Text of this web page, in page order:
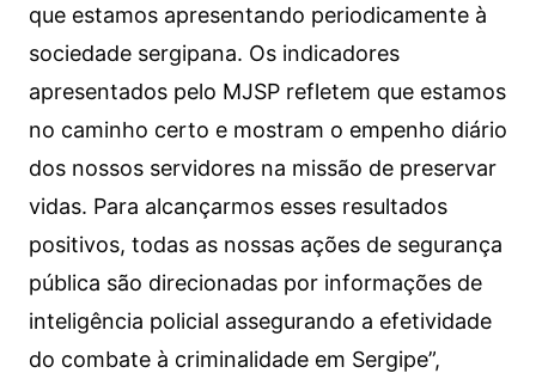
que estamos apresentando periodicamente à
sociedade sergipana. Os indicadores
apresentados pelo MJSP refletem que estamos
no caminho certo e mostram o empenho diário
dos nossos servidores na missão de preservar
vidas. Para alcançarmos esses resultados
positivos, todas as nossas ações de segurança
pública são direcionadas por informações de
inteligência policial assegurando a efetividade
do combate à criminalidade em Sergipe”,